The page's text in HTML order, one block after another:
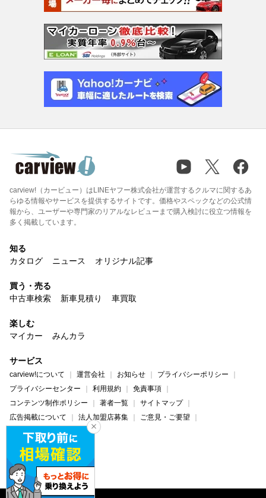
carview!（カービュー）はLINEヤフー株式会社が運営するクルマに関するあ
らゆる情報やサービスを提供するサイトです。価格やスペックなどの公式情
報から、ユーザーや専門家のリアルなレビューまで購入検討に役立つ情報を
多く掲載しています。
知る
カタログ
ニュース オリジナル記事
買う・売る
中古車検索
新車見積り 車買取
楽しむ
マイカー
みんカラ
サービス
carview!について 運営会社 お知らせ
プライバシーポリシー
プライバシーセンター
利用規約
免責事項
コンテンツ制作ポリシー
著者一覧
サイトマップ
広告掲載について
法人加盟店募集
ご意見・ご要望
ヘルプ・お問い合わせ
carview! Yahoo! JAPAN